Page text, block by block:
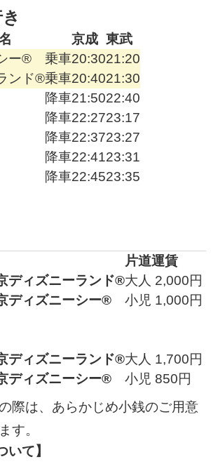
京成 東武
ー®
乗車20:3021:20
ンド®乗車20:4021:30
降車21:5022:40
降車22:2723:17
降車22:3723:27
降車22:4123:31
降車22:4523:35
片道運賃
ディズニーランド®
ディズニーシー®
大人 2,000円
小児 1,000円
ディズニーランド®
ディズニーシー®
大人 1,700円
小児 850円
際は、あらかじめ小銭のご用意
す。
いて】